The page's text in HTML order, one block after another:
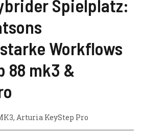
Spielplatz:
Workflows
88 mk3 &
, Arturia KeyStep Pro